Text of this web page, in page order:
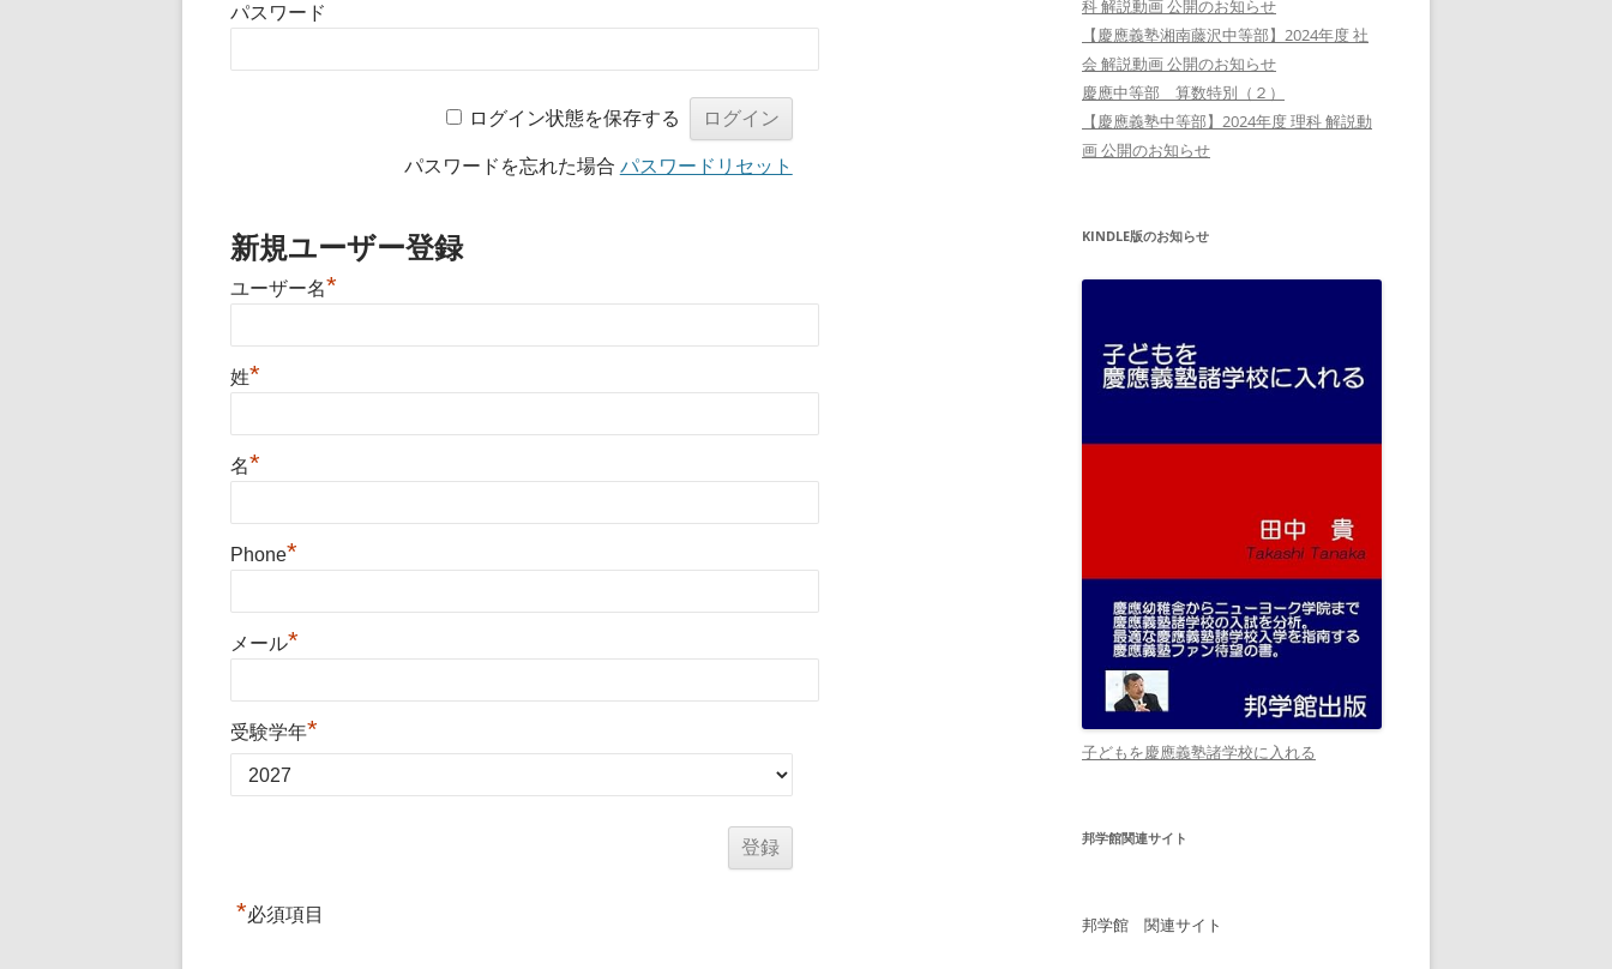
パスワード
ログイン状態を保存する
パスワードを忘れた場合 パスワードリセット
新規ユーザー登録
ユーザー名*
姓*
名*
Phone*
メール*
受験学年*
*必須項目
科 解説動画 公開のお知らせ
【慶應義塾湘南藤沢中等部】2024年度 社
会 解説動画 公開のお知らせ
慶應中等部 算数特別（２）
【慶應義塾中等部】2024年度 理科 解説動
画 公開のお知らせ
KINDLE版のお知らせ
子どもを慶應義塾諸学校に入れる
邦学館関連サイト
邦学館 関連サイト